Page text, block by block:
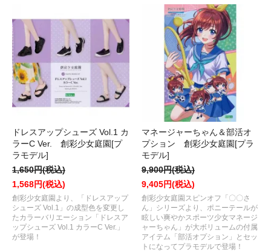
ドレスアップシューズ Vol.1 カ
ラーC Ver. 創彩少女庭園[プ
ラモデル]
1,650円(税込)
1,568円(税込)
創彩少女庭園より、「ドレスアップ
シューズ Vol.1」の成型色を変更し
たカラーバリエーション「ドレスア
ップシューズ Vol.1 カラーC Ver.」
が登場！
マネージャーちゃん＆部活オ
プション 創彩少女庭園[プラ
モデル]
9,900円(税込)
9,405円(税込)
創彩少女庭園スピンオフ「〇〇さ
ん」シリーズより、ポニーテールが
眩しい爽やかスポーツ少女マネージ
ャーちゃん」が大ボリュームの付属
アイテム「部活オプション」とセッ
トになってプラモデルで登場！